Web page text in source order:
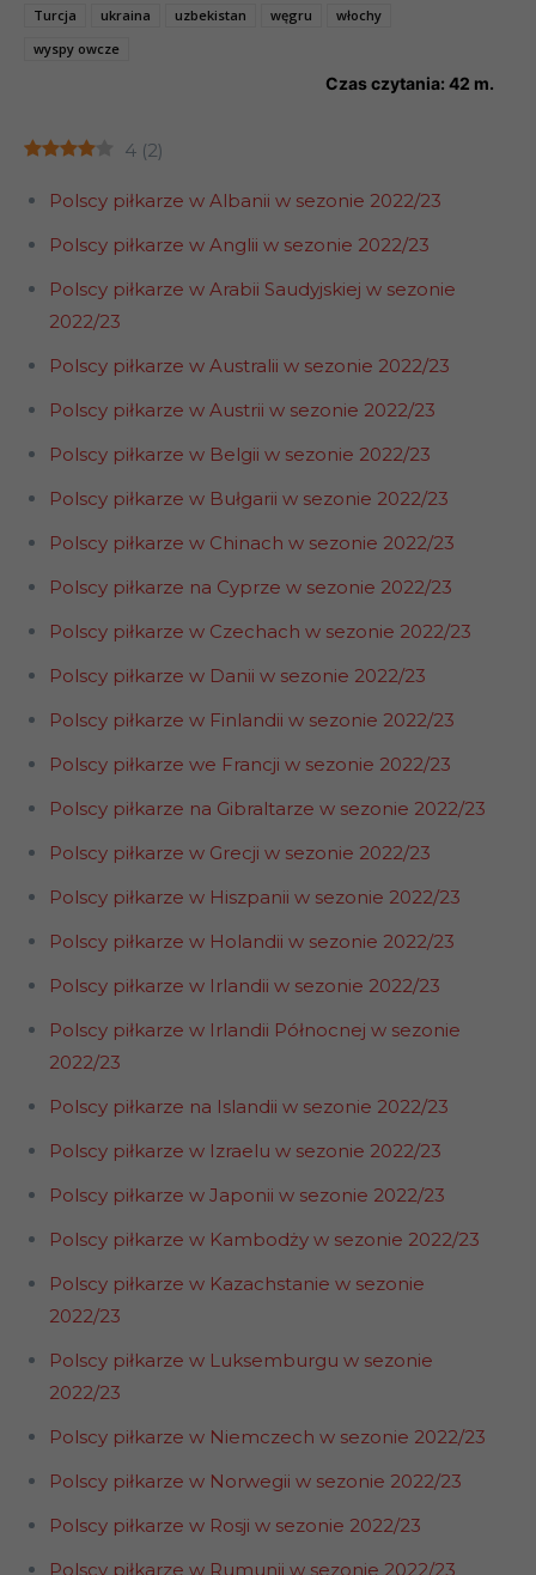
Turcja
ukraina uzbekistan węgru
włochy
wyspy owcze
Czas czytania: 42 m.
4 (2)
Polscy piłkarze w Albanii w sezonie 2022/23
Polscy piłkarze w Anglii w sezonie 2022/23
Polscy piłkarze w Arabii Saudyjskiej w sezonie
2022/23
Polscy piłkarze w Australii w sezonie 2022/23
Polscy piłkarze w Austrii w sezonie 2022/23
Polscy piłkarze w Belgii w sezonie 2022/23
Polscy piłkarze w Bułgarii w sezonie 2022/23
Polscy piłkarze w Chinach w sezonie 2022/23
Polscy piłkarze na Cyprze w sezonie 2022/23
Polscy piłkarze w Czechach w sezonie 2022/23
Polscy piłkarze w Danii w sezonie 2022/23
Polscy piłkarze w Finlandii w sezonie 2022/23
Polscy piłkarze we Francji w sezonie 2022/23
Polscy piłkarze na Gibraltarze w sezonie 2022/23
Polscy piłkarze w Grecji w sezonie 2022/23
Polscy piłkarze w Hiszpanii w sezonie 2022/23
Polscy piłkarze w Holandii w sezonie 2022/23
Polscy piłkarze w Irlandii w sezonie 2022/23
Polscy piłkarze w Irlandii Północnej w sezonie
2022/23
Polscy piłkarze na Islandii w sezonie 2022/23
Polscy piłkarze w Izraelu w sezonie 2022/23
Polscy piłkarze w Japonii w sezonie 2022/23
Polscy piłkarze w Kambodży w sezonie 2022/23
Polscy piłkarze w Kazachstanie w sezonie
2022/23
Polscy piłkarze w Luksemburgu w sezonie
2022/23
Polscy piłkarze w Niemczech w sezonie 2022/23
Polscy piłkarze w Norwegii w sezonie 2022/23
Polscy piłkarze w Rosji w sezonie 2022/23
Polscy piłkarze w Rumunii w sezonie 2022/23